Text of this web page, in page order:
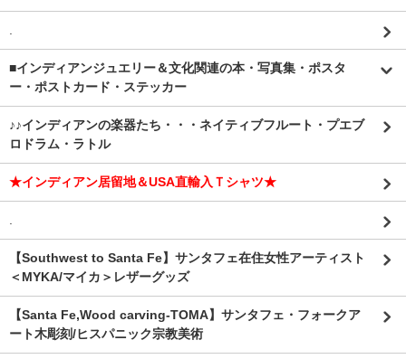
■インディアンジュエリー＆文化関連の本・写真集・ポスタ
ー・ポストカード・ステッカー
♪♪インディアンの楽器たち・・・ネイティブフルート・プエブ
ロドラム・ラトル
★インディアン居留地＆USA直輸入Ｔシャツ★
【Southwest to Santa Fe】サンタフェ在住女性アーティスト
＜MYKA/マイカ＞レザーグッズ
【Santa Fe,Wood carving-TOMA】サンタフェ・フォークア
ート木彫刻/ヒスパニック宗教美術